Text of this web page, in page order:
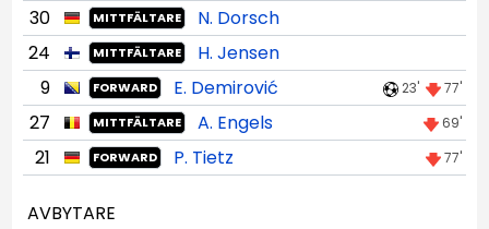
30 MITTFÄLTARE
N. Dorsch
24
MITTFÄLTARE
H. Jensen
9
FORWARD E. Demirović 23' 77'
27 MITTFÄLTARE A. Engels 69'
21 FORWARD P. Tietz 77'
AVBYTARE